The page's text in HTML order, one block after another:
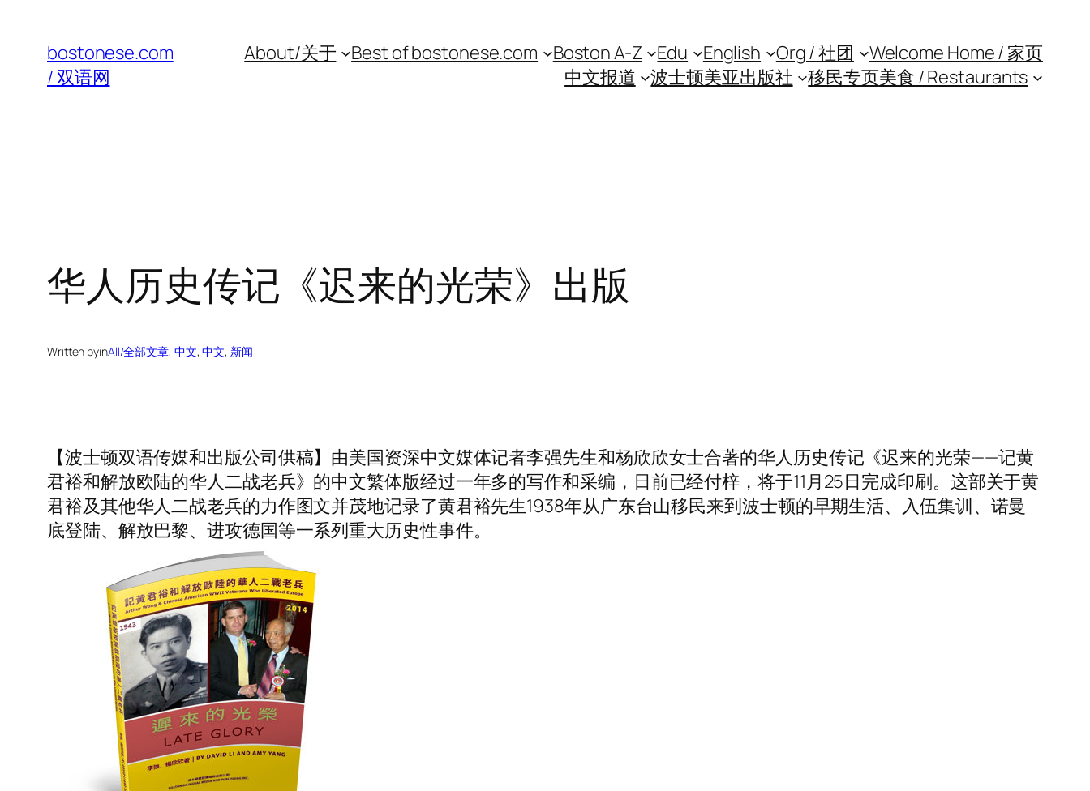
content
bostonese.com
/ 双语网
About/关于 Best of bostonese.com Boston A-Z Edu English Org / 社团
Welcome Home / 家页
中文报道
波士顿美亚出版社 移民专页美食 / Restaurants
华人历史传记《迟来的光荣》出版
Written byinAll/全部文章, 中文, 中文, 新闻
【波士顿双语传媒和出版公司供稿】由美国资深中文媒体记者李强先生和杨欣欣女士合著的华人历史传记《迟来的光荣——记黄
君裕和解放欧陆的华人二战老兵》的中文繁体版经过一年多的写作和采编，日前已经付梓，将于11月25日完成印刷。这部关于黄
君裕及其他华人二战老兵的力作图文并茂地记录了黄君裕先生1938年从广东台山移民来到波士顿的早期生活、入伍集训、诺曼
底登陆、解放巴黎、进攻德国等一系列重大历史性事件。